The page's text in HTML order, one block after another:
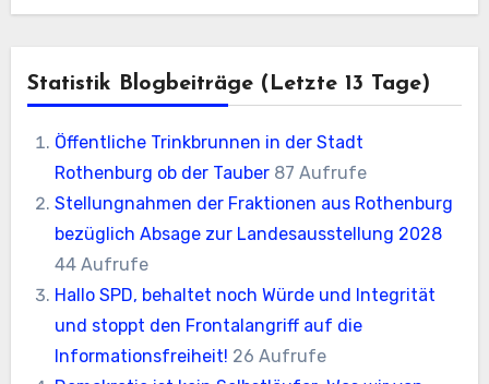
Statistik Blogbeiträge (letzte 13 Tage)
Öffentliche Trinkbrunnen in der Stadt
Rothenburg ob der Tauber 87 Aufrufe
Stellungnahmen der Fraktionen aus Rothenburg
bezüglich Absage zur Landesausstellung 2028
44 Aufrufe
Hallo SPD, behaltet noch Würde und Integrität
und stoppt den Frontalangriff auf die
Informationsfreiheit! 26 Aufrufe